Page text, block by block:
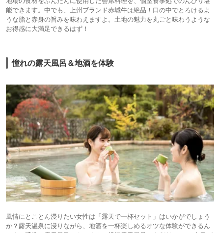
能できます。中でも、上州ブランド赤城牛は絶品！口の中でとろけるよ
うな脂と赤身の旨みを味わえますよ。土地の魅力を丸ごと味わうような
お得感に大満足できるはず！
憧れの露天風呂＆地酒を体験
風情にとことん浸りたい女性は「露天で一杯セット」はいかがでしょう
か？露天温泉に浸りながら、地酒を一杯楽しめるオツな体験ができるん